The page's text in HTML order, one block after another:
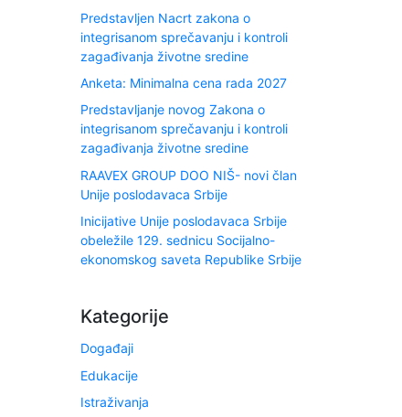
Predstavljen Nacrt zakona o
integrisanom sprečavanju i kontroli
zagađivanja životne sredine
Anketa: Minimalna cena rada 2027
Predstavljanje novog Zakona o
integrisanom sprečavanju i kontroli
zagađivanja životne sredine
RAAVEX GROUP DOO NIŠ- novi član
Unije poslodavaca Srbije
Inicijative Unije poslodavaca Srbije
obeležile 129. sednicu Socijalno-
ekonomskog saveta Republike Srbije
Kategorije
Događaji
Edukacije
Istraživanja